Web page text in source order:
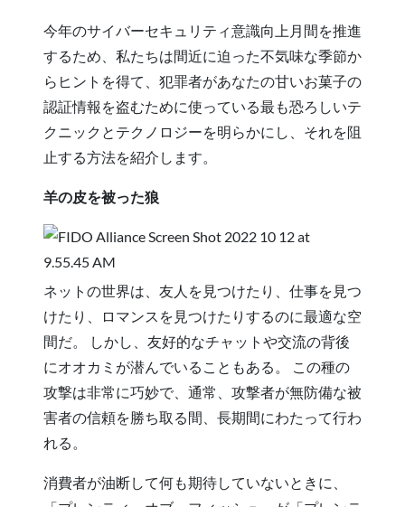
今年のサイバーセキュリティ意識向上月間を推進
するため、私たちは間近に迫った不気味な季節か
らヒントを得て、犯罪者があなたの甘いお菓子の
認証情報を盗むために使っている最も恐ろしいテ
クニックとテクノロジーを明らかにし、それを阻
止する方法を紹介します。
羊の皮を被った狼
ネットの世界は、友人を見つけたり、仕事を見つ
けたり、ロマンスを見つけたりするのに最適な空
間だ。 しかし、友好的なチャットや交流の背後
にオオカミが潜んでいることもある。 この種の
攻撃は非常に巧妙で、通常、攻撃者が無防備な被
害者の信頼を勝ち取る間、長期間にわたって行わ
れる。
消費者が油断して何も期待していないときに、